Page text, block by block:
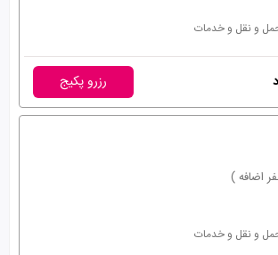
و نقل و خدمات
رزرو پکیج
اضافه )
و نقل و خدمات